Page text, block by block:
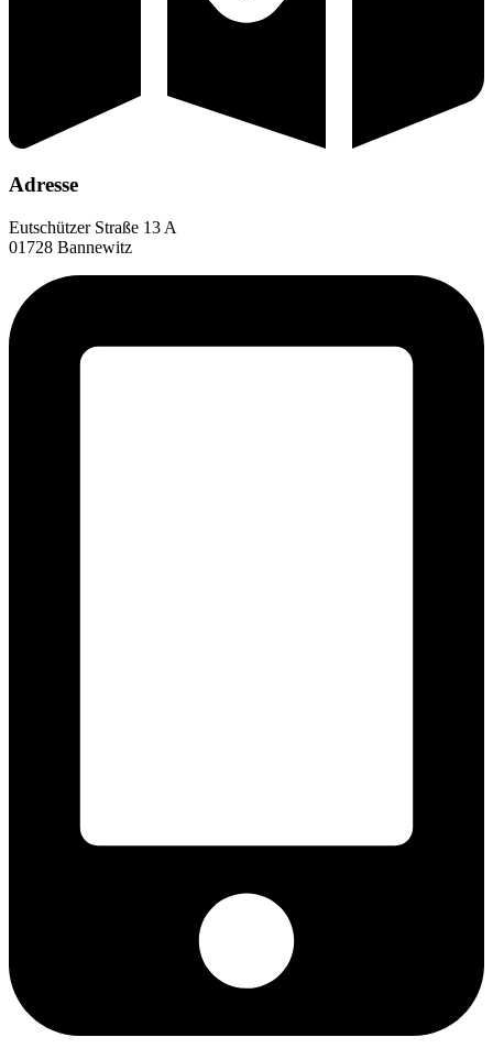
Adresse
Eutschützer Straße 13 A
01728 Bannewitz